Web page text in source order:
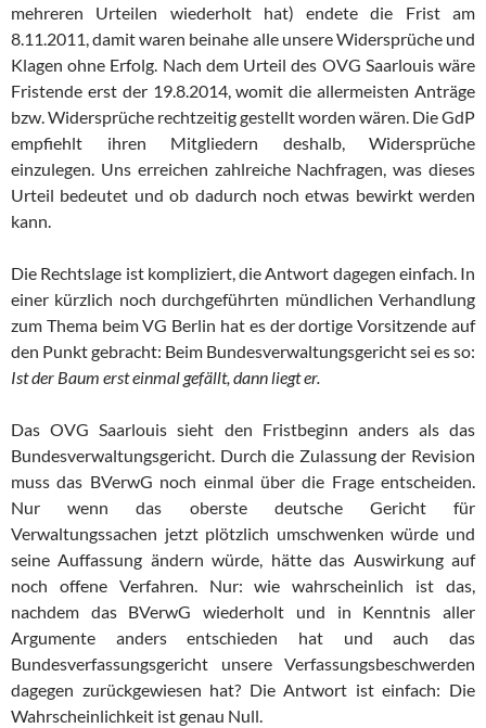
mehreren Urteilen wiederholt hat) endete die Frist am
8.11.2011, damit waren beinahe alle unsere Widersprüche und
Klagen ohne Erfolg. Nach dem Urteil des OVG Saarlouis wäre
Fristende erst der 19.8.2014, womit die allermeisten Anträge
bzw. Widersprüche rechtzeitig gestellt worden wären. Die GdP
empfiehlt ihren Mitgliedern deshalb, Widersprüche
einzulegen. Uns erreichen zahlreiche Nachfragen, was dieses
Urteil bedeutet und ob dadurch noch etwas bewirkt werden
kann.
Die Rechtslage ist kompliziert, die Antwort dagegen einfach. In
einer kürzlich noch durchgeführten mündlichen Verhandlung
zum Thema beim VG Berlin hat es der dortige Vorsitzende auf
den Punkt gebracht: Beim Bundesverwaltungsgericht sei es so:
Ist der Baum erst einmal gefällt, dann liegt er.
Das OVG Saarlouis sieht den Fristbeginn anders als das
Bundesverwaltungsgericht. Durch die Zulassung der Revision
muss das BVerwG noch einmal über die Frage entscheiden.
Nur wenn das oberste deutsche Gericht für
Verwaltungssachen jetzt plötzlich umschwenken würde und
seine Auffassung ändern würde, hätte das Auswirkung auf
noch offene Verfahren. Nur: wie wahrscheinlich ist das,
nachdem das BVerwG wiederholt und in Kenntnis aller
Argumente anders entschieden hat und auch das
Bundesverfassungsgericht unsere Verfassungsbeschwerden
dagegen zurückgewiesen hat? Die Antwort ist einfach: Die
Wahrscheinlichkeit ist genau Null.